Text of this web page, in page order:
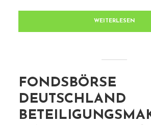
WEITERLESEN
FONDSBÖRSE
DEUTSCHLAND